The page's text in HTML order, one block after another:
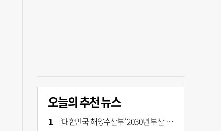
오늘의 추천 뉴스
‘대한민국 해양수산부’ 2030년 부산 북항시대 연다